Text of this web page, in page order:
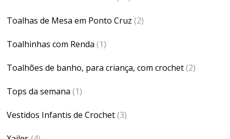
Toalhas de Mesa em Ponto Cruz (2)
Toalhinhas com Renda (1)
Toalhões de banho, para criança, com crochet(2)
Tops da semana (1)
Vestidos Infantis de Crochet(3)